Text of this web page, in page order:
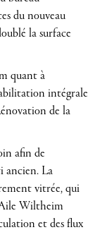
du nouveau
la surface
quant à
intégrale
de la
afin de
ancien. La
vitrée, qui
Wiltheim
et des flux